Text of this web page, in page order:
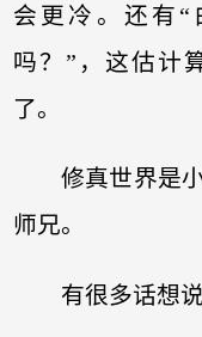
会更冷。还有“
吗？”，这估计
了。
修真世界是
师兄。
有很多话想